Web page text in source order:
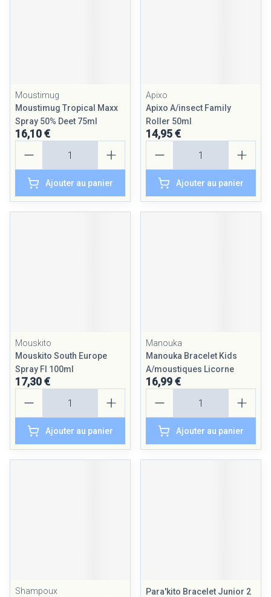
Moustimug
Moustimug Tropical Maxx
Spray 50% Deet 75ml
16,10 €
Ajouter au panier
Apixo
Apixo A/insect Family
Roller 50ml
14,95 €
Ajouter au panier
Mouskito
Mouskito South Europe
Spray Fl 100ml
17,30 €
Ajouter au panier
Manouka
Manouka Bracelet Kids
A/moustiques Licorne
16,99 €
Ajouter au panier
Shampoux
Para'kito Bracelet Junior 2